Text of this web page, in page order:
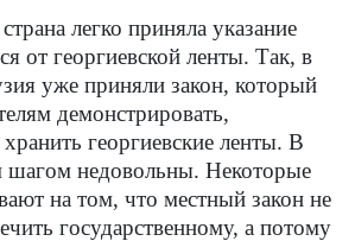
легко приняла указание
от георгиевской ленты. Так, в
уже приняли закон, который
демонстрировать,
георгиевские ленты. В
шагом недовольны. Некоторые
на том, что местный закон не
государственному, а потому